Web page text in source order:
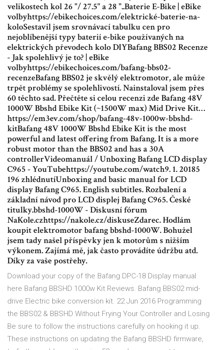
velikostech kol 26 "/ 27.5" a 28 "..Baterie E-Bike | eBike
volbyhttps://ebikechoices.com/elektrické-baterie-na-
koloSestavil jsem srovnávací tabulku cen pro
nejoblíbenější typy baterií e-bike používaných na
elektrických převodech kolo DIYBafang BBS02 Recenze
- Jak spolehlivý je to? | eBike
volbyhttps://ebikechoices.com/bafang-bbs02-
recenzeBafang BBS02 je skvělý elektromotor, ale může
trpět problémy se spolehlivostí. Nainstaloval jsem přes
60 těchto sad. Přečtěte si celou recenzi zde Bafang 48V
1000W Bbshd Ebike Kit (~1500W max) Mid Drive Kit…
https://em3ev.com/shop/bafang-48v-1000w-bbshd-
kitBafang 48V 1000W Bbshd Ebike Kit is the most
powerful and latest offering from Bafang. It is a more
robust motor than the BBS02 and has a 30A
controllerVideomanuál / Unboxing Bafang LCD display
C965 - YouTubehttps://youtube.com/watch9. 1. 20185
196 zhlédnutíUnboxing and basic manual for LCD
display Bafang C965. English subtitles. Rozbalení a
základní návod pro LCD displej Bafang C965. České
titulky.bbshd-1000W - Diskusní fórum
NaKole.czhttps://nakole.cz/diskuseZdarec. Hodlám
koupit elektromotor bafang bbshd-1000W. Bohužel
jsem tady našel příspěvky jen k motorům s nižším
výkonem. Zajímá mě, jak často provádíte údržbu atd.
Díky za vaše postřehy.
Download your copy of the Bafang DPC-18 Display manual
here Bafang BBSHD 1000w Kit Reviews. Bafang BBS02 mid-
drive Electric bike conversion kit. 22 Jun 2016 Programming
the BBS02 & BBSHD Without Frying Your Controller and Losing
Be sure to follow the instructions carefully on hooking it up.
These instructions on updating the Bafang BBSHD firmware,